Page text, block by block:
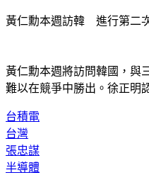
黃仁勳本週訪韓　進行第二
黃仁勳本週將訪問韓國，與
難以在競爭中勝出。徐正明
台積電
台灣
張忠謀
半導體